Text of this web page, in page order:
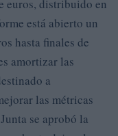
euros, distribuido en
está abierto un
hasta finales de
amortizar las
a
las métricas
se aprobó la